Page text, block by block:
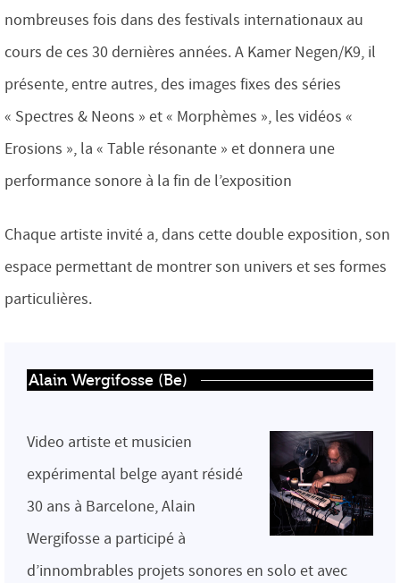
nombreuses fois dans des festivals internationaux au
cours de ces 30 dernières années. A Kamer Negen/K9, il
présente, entre autres, des images fixes des séries
« Spectres & Neons » et « Morphèmes », les vidéos «
Erosions », la « Table résonante » et donnera une
performance sonore à la fin de l’exposition
Chaque artiste invité a, dans cette double exposition, son
espace permettant de montrer son univers et ses formes
particulières.
Alain Wergifosse (Be)
Video artiste et musicien
expérimental belge ayant résidé
30 ans à Barcelone, Alain
Wergifosse a participé à
d’innombrables projets sonores en solo et avec